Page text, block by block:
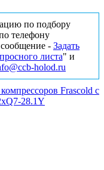
по подбору
телефону
сообщение - Задать
листа" и
holod.ru